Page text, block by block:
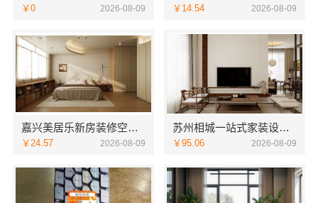
￥0 2026-08-09 ￥14.54 2026-08-09
嘉兴美居乐新房装修空间规划案例-嘉兴美居乐建材科技有限公司
￥24.57 2026-08-09
苏州相城一站式家装设计多少钱拎包入住百年豪庭
￥95.06 2026-08-09